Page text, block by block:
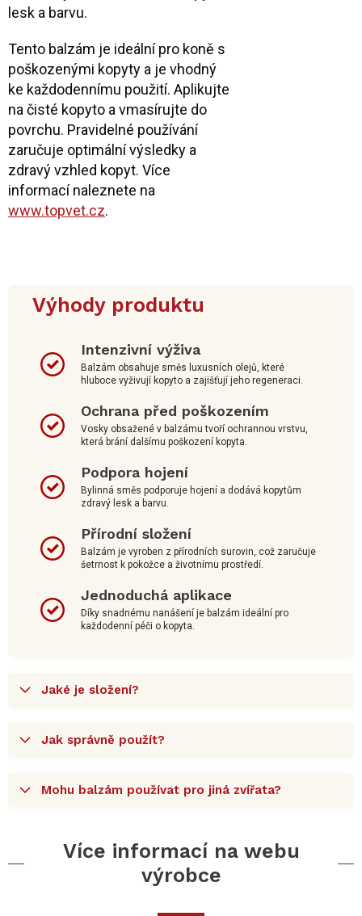
lesk a barvu.
Tento balzám je ideální pro koně s
poškozenými kopyty a je vhodný
ke každodennímu použití. Aplikujte
na čisté kopyto a vmasírujte do
povrchu. Pravidelné používání
zaručuje optimální výsledky a
zdravý vzhled kopyt. Více
informací naleznete na
www.topvet.cz.
Výhody produktu
Intenzivní výživa
Balzám obsahuje směs luxusních olejů, které
hluboce vyživují kopyto a zajišťují jeho regeneraci.
Ochrana před poškozením
Vosky obsažené v balzámu tvoří ochrannou vrstvu,
která brání dalšímu poškození kopyta.
Podpora hojení
Bylinná směs podporuje hojení a dodává kopytům
zdravý lesk a barvu.
Přírodní složení
Balzám je vyroben z přírodních surovin, což zaručuje
šetrnost k pokožce a životnímu prostředí.
Jednoduchá aplikace
Díky snadnému nanášení je balzám ideální pro
každodenní péči o kopyta.
Jaké je složení?
Jak správně použít?
Mohu balzám používat pro jiná zvířata?
Více informací na webu
výrobce